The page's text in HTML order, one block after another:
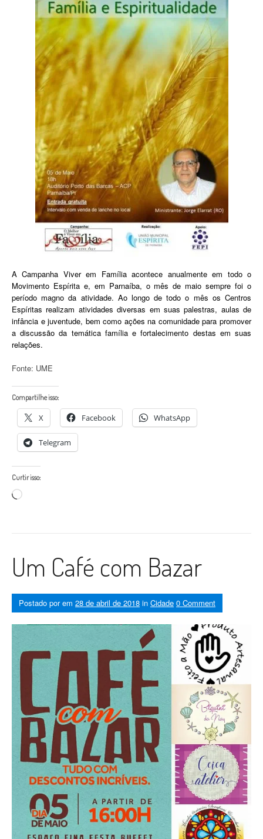
A Campanha Viver em Família acontece anualmente em todo o
Movimento Espírita e, em Parnaíba, o mês de maio sempre foi o
período magno da atividade. Ao longo de todo o mês os Centros
Espíritas realizam atividades diversas em suas palestras, aulas de
infância e juventude, bem como ações na comunidade para promover
a discussão da temática família e fortalecimento destas em suas
relações.
Fonte: UME
Compartilhe isso:
X Facebook WhatsApp
Telegram
Curtir isso:
Carregando...
Um Café com Bazar
Postado porem 28 de abril de 2018 in Cidade 0 Comment